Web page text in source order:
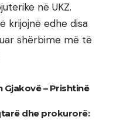
në UKZ.
krijojnë edhe disa
shërbime më të
– Prishtinë
dhe prokurorë: